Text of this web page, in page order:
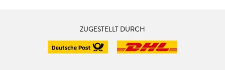
ZUGESTELLT DURCH